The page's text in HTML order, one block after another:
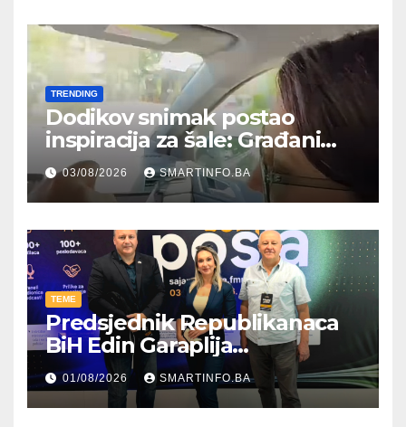
TRENDING
Dodikov snimak postao
inspiracija za šale: Građani
kroz parodiju poslali poruku
03/08/2026 SMARTINFO.BA
TEME
Predsjednik Republikanaca
BiH Edin Garaplija
prisustvovao prezentaciji
Federalnog sajma
zapošljavanja
01/08/2026 SMARTINFO.BA